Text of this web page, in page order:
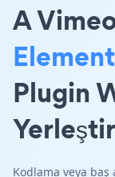
A
Plugin
Kodlama veya baş